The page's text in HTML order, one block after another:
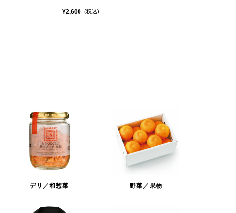
¥2,600 (税込)
デリ／和惣菜 野菜／果物